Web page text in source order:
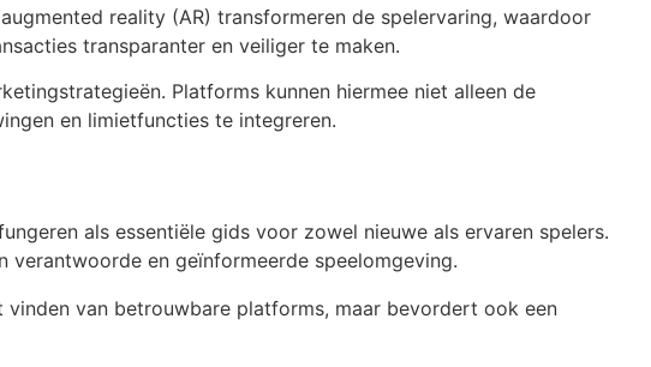
reality (AR) transformeren de spelervaring, waardoor
transparanter en veiliger te maken.
Platforms kunnen hiermee niet alleen de
en limietfuncties te integreren.
als essentiële gids voor zowel nieuwe als ervaren spelers.
en geïnformeerde speelomgeving.
vinden van betrouwbare platforms, maar bevordert ook een